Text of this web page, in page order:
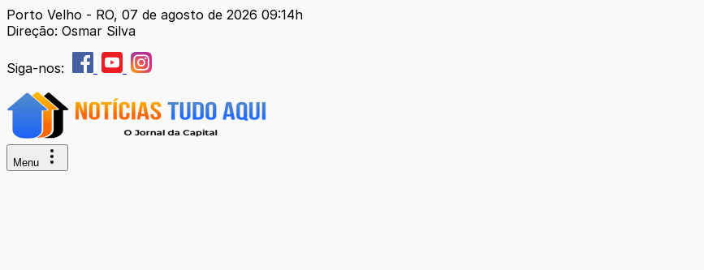
Porto Velho - RO, 07 de agosto de 2026 09:14h
Direção: Osmar Silva
Siga-nos:
Menu